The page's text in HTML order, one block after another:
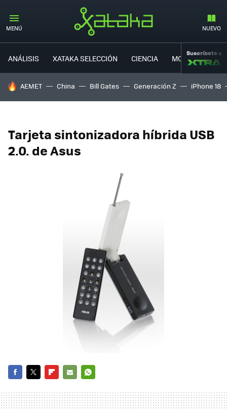
MENÚ NUEVO
ANÁLISIS XATAKA SELECCIÓN CIENCIA MOVILIDAD
Suscríbete a
HOY SE HABLA DE
AEMET China Bill Gates Generación Z iPhone 18
Tarjeta sintonizadora híbrida USB
2.0. de Asus
MAIL